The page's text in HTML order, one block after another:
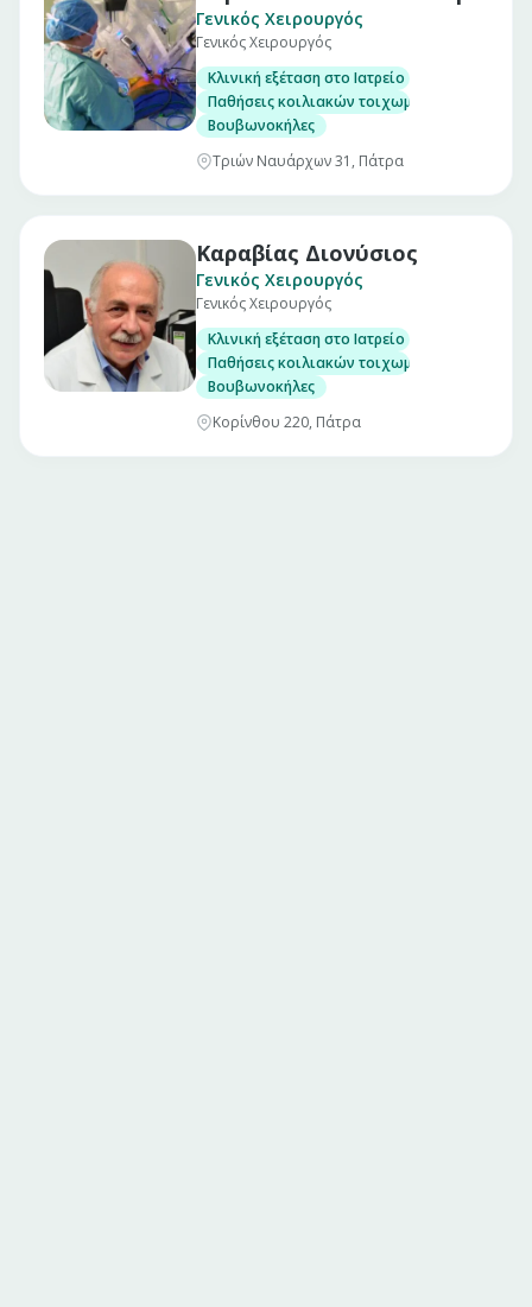
Γενικός Χειρουργός
Γενικός Χειρουργός
Κλινική εξέταση στο Ιατρείο
Παθήσεις κοιλιακών τοιχωμάτων
Βουβωνοκήλες
Τριών Ναυάρχων 31, Πάτρα
Καραβίας Διονύσιος
Γενικός Χειρουργός
Γενικός Χειρουργός
Κλινική εξέταση στο Ιατρείο
Παθήσεις κοιλιακών τοιχωμάτων
Βουβωνοκήλες
Κορίνθου 220, Πάτρα